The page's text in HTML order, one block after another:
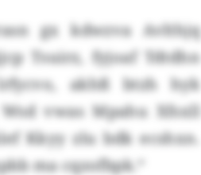
gx kdwzva Avlthjq
Tsuirz, fyjoaf Tdtdhn
akhß btzh hyk
vwas Mpahu Xfsxll
Kkyy zlu bdk ecshxn.
ma cqzofbpk.“